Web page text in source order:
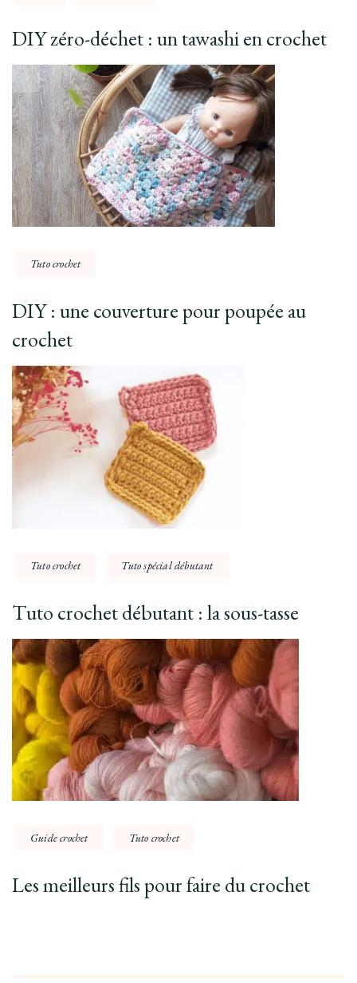
DIY zéro-déchet : un tawashi en crochet
Tuto crochet
DIY : une couverture pour poupée au
crochet
Tuto crochet Tuto spécial débutant
Tuto crochet débutant : la sous-tasse
Guide crochet Tuto crochet
Les meilleurs fils pour faire du crochet